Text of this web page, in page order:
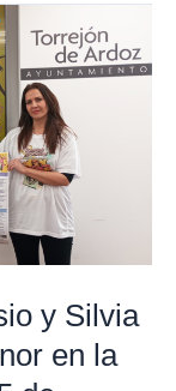
y Silvia
en la